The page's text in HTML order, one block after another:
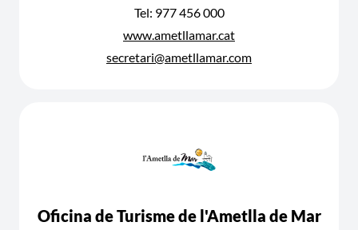
Tel: 977 456 000
www.ametllamar.cat
secretari@ametllamar.com
Oficina de Turisme de l'Ametlla de Mar